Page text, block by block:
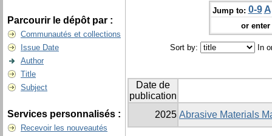
Parcourir le dépôt par :
Communautés et collections
Issue Date
Author
Title
Subject
Services personnalisés :
Recevoir les nouveautés
Jump to: 0-9 A
or
Sort by: In
Date de
publication
2025 Abrasive Materials